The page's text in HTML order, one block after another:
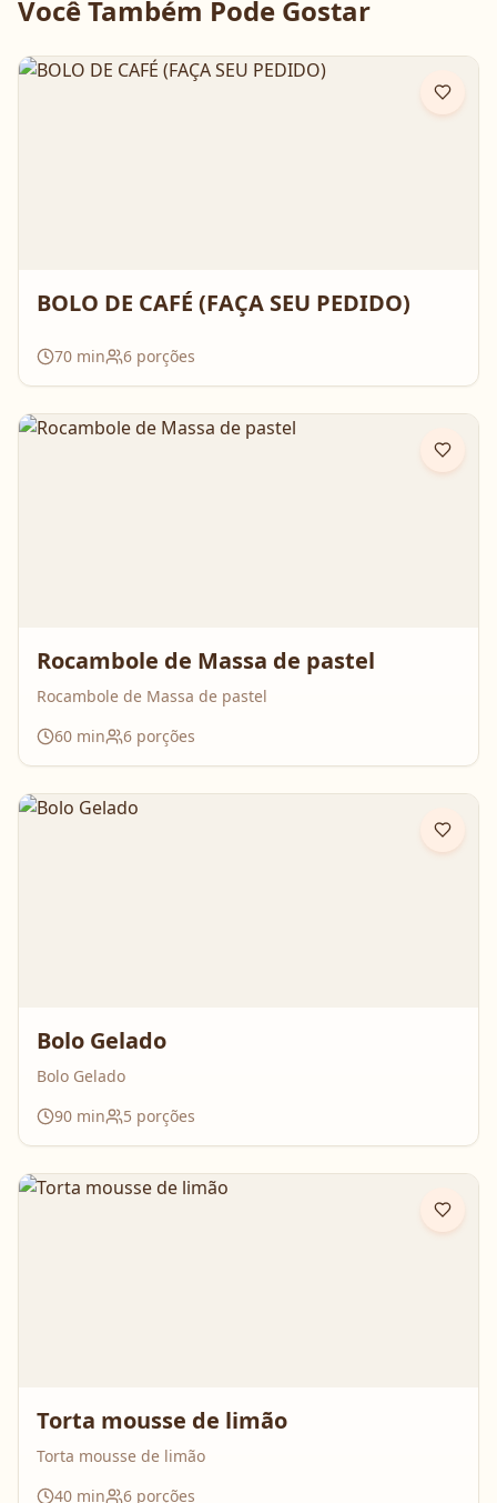
Você Também Pode Gostar
BOLO DE CAFÉ (FAÇA SEU PEDIDO)
70 min 6 porções
Rocambole de Massa de pastel
Rocambole de Massa de pastel
60 min 6 porções
Bolo Gelado
Bolo Gelado
90 min 5 porções
Torta mousse de limão
Torta mousse de limão
40 min 6 porções